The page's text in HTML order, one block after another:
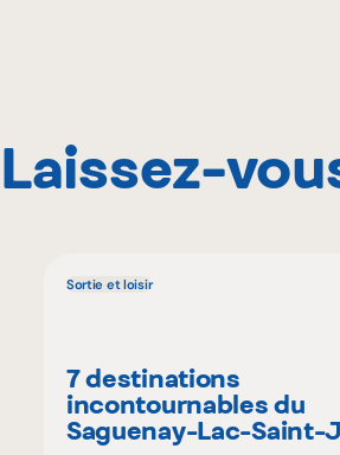
Laissez-
Sortie et loisir
7 destinations
incontournables du
Saguenay-Lac-Saint-